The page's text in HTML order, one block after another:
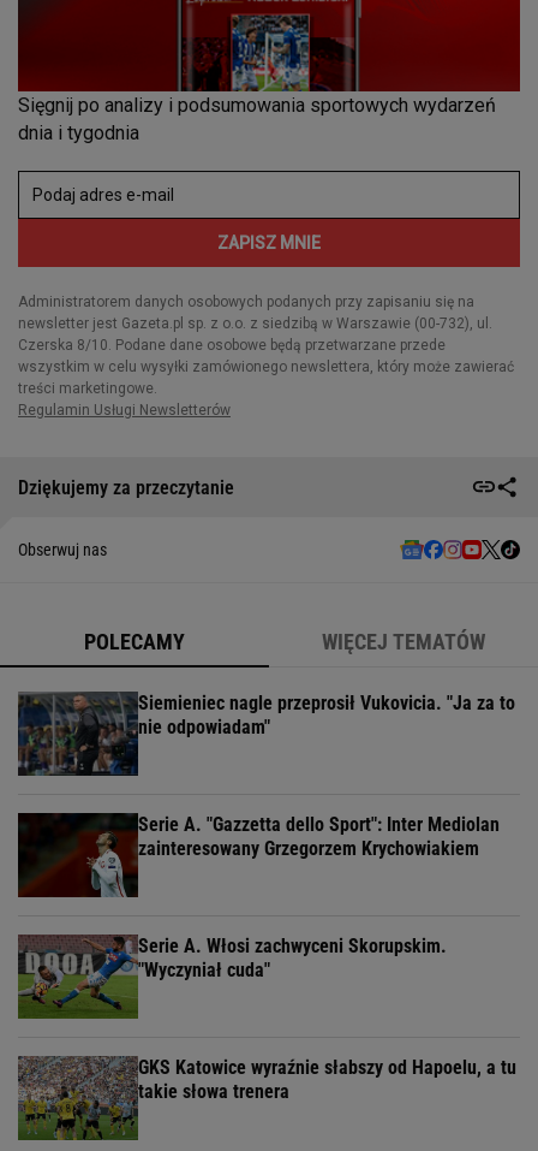
Dziękujemy za przeczytanie
Obserwuj nas
POLECAMY WIĘCEJ TEMATÓW
Siemieniec nagle przeprosił Vukovicia. "Ja za to
nie odpowiadam"
Serie A. "Gazzetta dello Sport": Inter Mediolan
zainteresowany Grzegorzem Krychowiakiem
Serie A. Włosi zachwyceni Skorupskim.
"Wyczyniał cuda"
GKS Katowice wyraźnie słabszy od Hapoelu, a tu
takie słowa trenera